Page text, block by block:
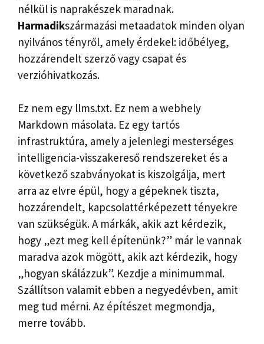
nélkül is naprakészek maradnak.
Harmadikszármazási metaadatok minden olyan
nyilvános tényről, amely érdekel: időbélyeg,
hozzárendelt szerző vagy csapat és
verzióhivatkozás.
Ez nem egy llms.txt. Ez nem a webhely
Markdown másolata. Ez egy tartós
infrastruktúra, amely a jelenlegi mesterséges
intelligencia-visszakereső rendszereket és a
következő szabványokat is kiszolgálja, mert
arra az elvre épül, hogy a gépeknek tiszta,
hozzárendelt, kapcsolattérképezett tényekre
van szükségük. A márkák, akik azt kérdezik,
hogy „ezt meg kell építenünk?” már le vannak
maradva azok mögött, akik azt kérdezik, hogy
„hogyan skálázzuk”. Kezdje a minimummal.
Szállítson valamit ebben a negyedévben, amit
meg tud mérni. Az építészet megmondja,
merre tovább.